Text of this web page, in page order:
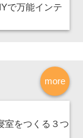
で万能インテ
more
室をつくる３つ